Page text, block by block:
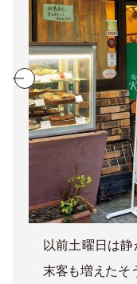
以前土曜日は
末客も増えたそ